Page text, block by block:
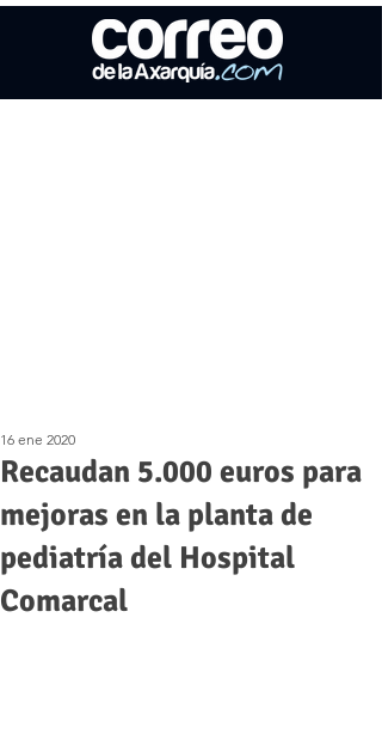
Recaudan 5.000 euros para
mejoras en la planta de
pediatría del Hospital
Comarcal
16 ene 2020